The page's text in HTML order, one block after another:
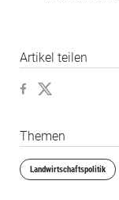
Artikel teilen
Themen
Landwirtschaftspolitik